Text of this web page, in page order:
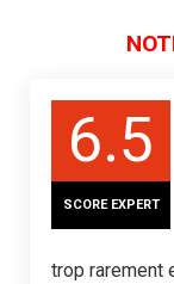
6.5
SCORE EXPERT
trop rarement